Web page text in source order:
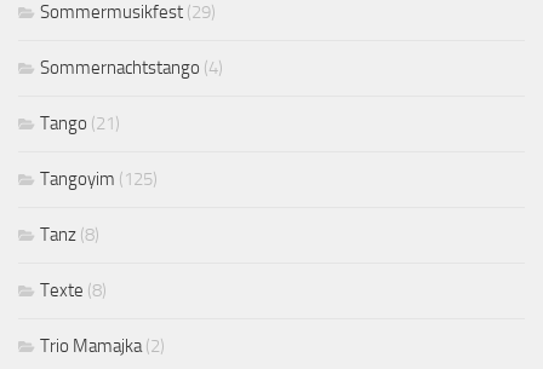
Sommermusikfest (29)
Sommernachtstango (4)
Tango (21)
Tangoyim (125)
Tanz (8)
Texte (8)
Trio Mamajka(2)